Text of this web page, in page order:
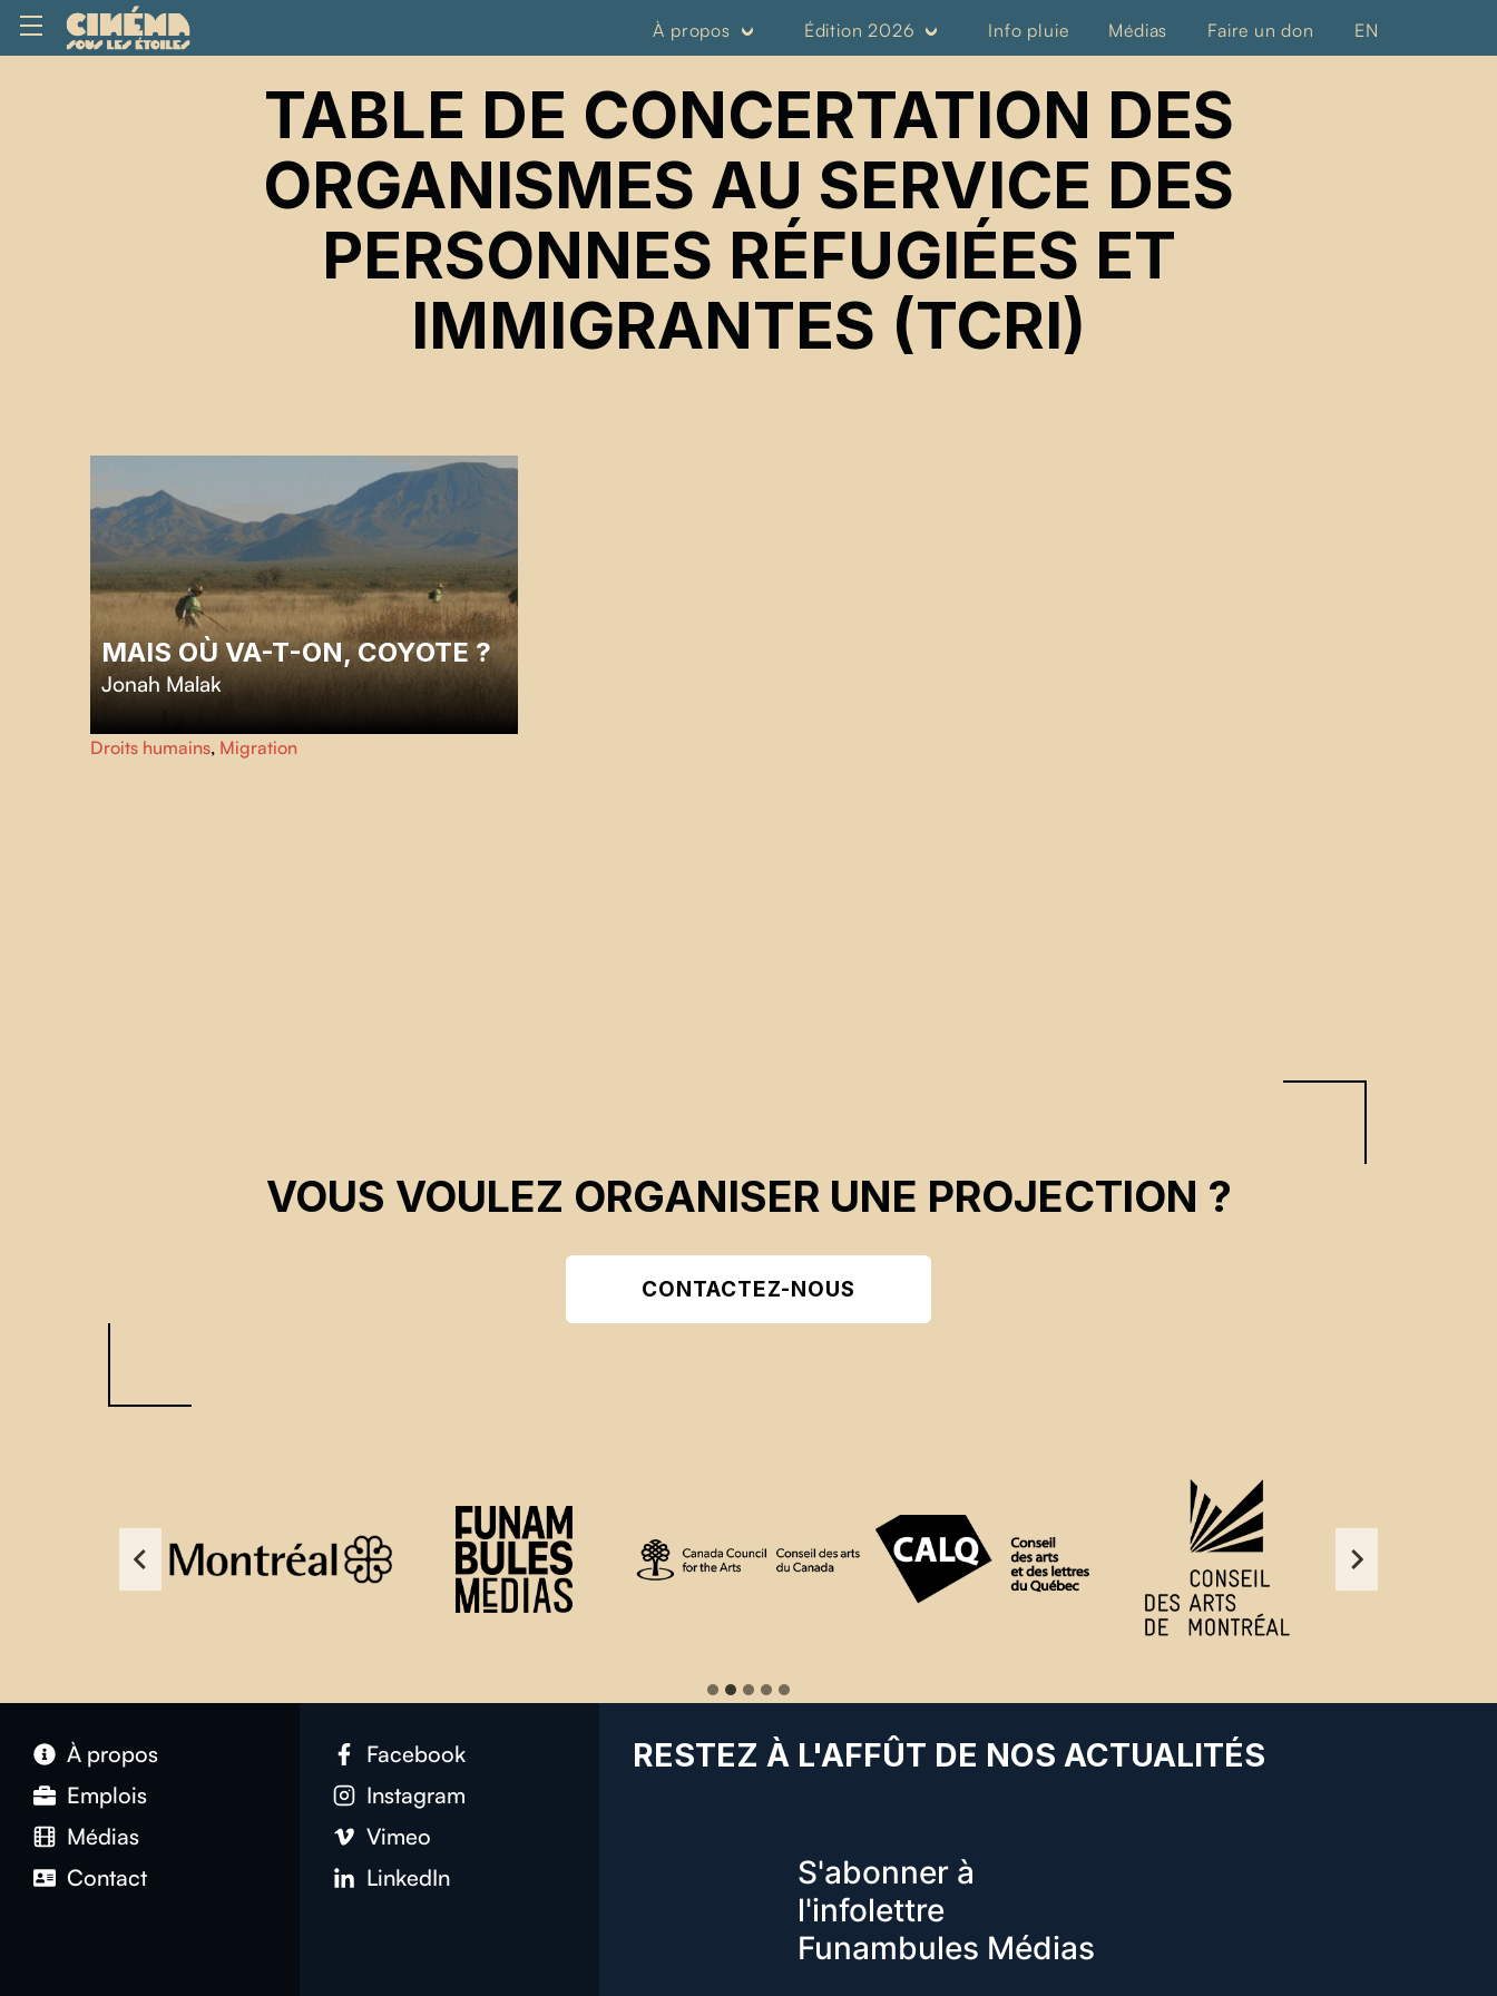
À propos Édition 2026 Info pluie Médias Faire un don EN
TABLE DE CONCERTATION DES
ORGANISMES AU SERVICE DES
PERSONNES RÉFUGIÉES ET
IMMIGRANTES (TCRI)
MAIS OÙ VA-T-ON, COYOTE ?
Jonah Malak
Depuis douze ans, Marisela et Ely organisent, avec leur
groupe de bénévoles, lesÁguilas del Desierto
Droits humains, Migration
VOUS VOULEZ ORGANISER UNE PROJECTION ?
CONTACTEZ-NOUS
À propos
Emplois
Médias
Contact
Facebook
Instagram
Vimeo
LinkedIn
RESTEZ À L'AFFÛT DE NOS ACTUALITÉS
S'abonner à
l'infolettre
Funambules Médias